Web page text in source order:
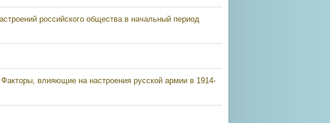
российского общества в начальный период
влияющие на настроения русской армии в 1914-